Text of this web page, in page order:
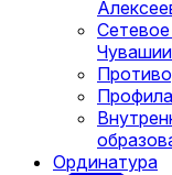
Ординатура